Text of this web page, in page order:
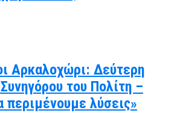
Αρκαλοχώρι: Δεύτερη
του Πολίτη –
περιμένουμε λύσεις»